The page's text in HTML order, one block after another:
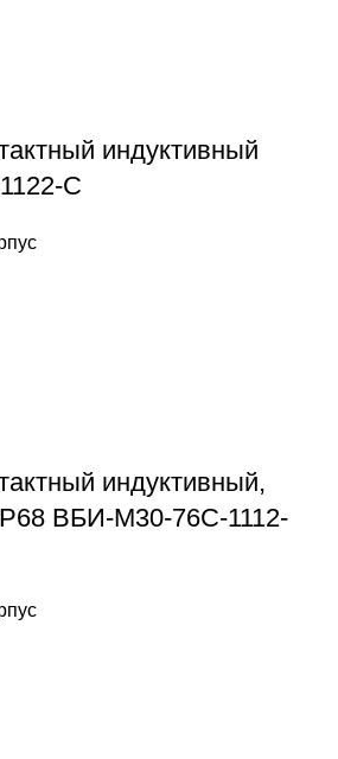
индуктивный
С
индуктивный,
ВБИ-М30-76С-1112-